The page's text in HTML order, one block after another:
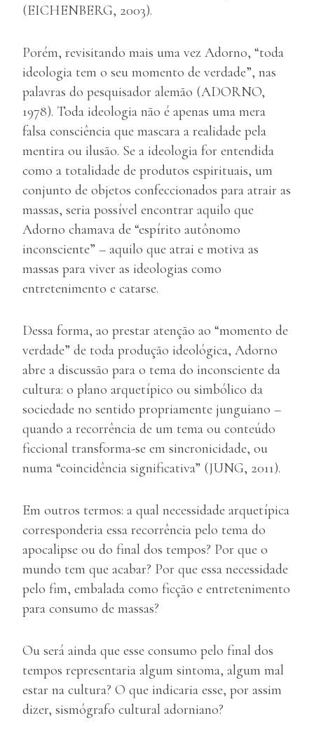
(EICHENBERG, 2003).
Porém, revisitando mais uma vez Adorno, “toda
ideologia tem o seu momento de verdade”, nas
palavras do pesquisador alemão (ADORNO,
1978). Toda ideologia não é apenas uma mera
falsa consciência que mascara a realidade pela
mentira ou ilusão. Se a ideologia for entendida
como a totalidade de produtos espirituais, um
conjunto de objetos confeccionados para atrair as
massas, seria possível encontrar aquilo que
Adorno chamava de “espírito autônomo
inconsciente” – aquilo que atrai e motiva as
massas para viver as ideologias como
entretenimento e catarse.
Dessa forma, ao prestar atenção ao “momento de
verdade” de toda produção ideológica, Adorno
abre a discussão para o tema do inconsciente da
cultura: o plano arquetípico ou simbólico da
sociedade no sentido propriamente junguiano –
quando a recorrência de um tema ou conteúdo
ficcional transforma-se em sincronicidade, ou
numa “coincidência significativa” (JUNG, 2011).
Em outros termos: a qual necessidade arquetípica
corresponderia essa recorrência pelo tema do
apocalipse ou do final dos tempos? Por que o
mundo tem que acabar? Por que essa necessidade
pelo fim, embalada como ficção e entretenimento
para consumo de massas?
Ou será ainda que esse consumo pelo final dos
tempos representaria algum sintoma, algum mal
estar na cultura? O que indicaria esse, por assim
dizer, sismógrafo cultural adorniano?